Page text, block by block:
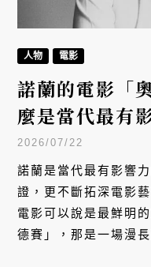
人物 電影
諾蘭的電影「
麼是當代最有
2026/07/22
諾蘭是當代最有影響
證，更不斷拓深電影
電影可以說是最鮮明
德賽」，那是一場漫